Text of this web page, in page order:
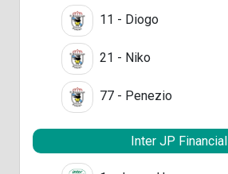
11 - Diogo
21 - Niko
77 - Penezio
Inter JP Financial